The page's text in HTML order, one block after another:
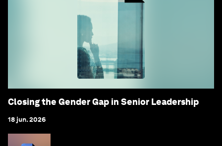
Closing the Gender Gap in Senior Leadership
18 jun. 2026